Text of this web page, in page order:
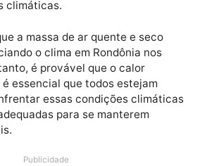
aconselhados a manterem-se
a exposição prolongada ao sol
quentes do dia e tomar
para proteger sua saúde e bem-
é importante ficar atento às
locais para
climáticas.
que a massa de ar quente e seco